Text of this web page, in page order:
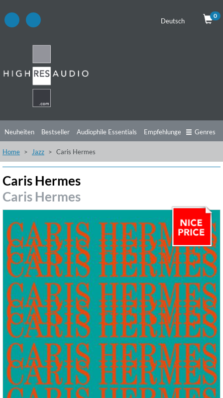
Deutsch
0
Neuheiten Bestseller Audiophile Essentials Empfehlungen
Hörtipps Top Alben Angebote
Genres
Home Jazz Caris Hermes
Caris Hermes
Caris Hermes